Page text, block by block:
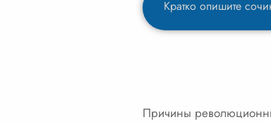
Причины